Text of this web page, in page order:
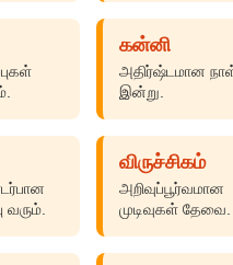
கன்னி
அதிர்ஷ்டமான
இன்று.
வரும்.
விருச்சிகம்
அறிவுப்பூர்வமான
முடிவுகள் தேவை.